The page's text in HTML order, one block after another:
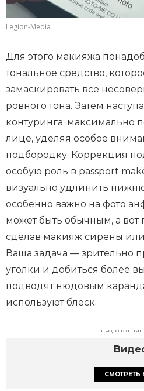
Legion-Media
Для этого макияжа
тональное средство,
замаскировать все
ровного тона. Затем
контуринга: максимально
лице, уделяя особое
подбородку. Коррекция
особую роль в passport
визуально удлинить
особенно важно на фото
может быть обычным, а вот
сделав макияж сирены
Ваша задача — зрительно
уголки и добиться более
подводят нюдовым
используют блеск.
ПРОДОЛЖЕНИЕ
СМОТРЕТЬ